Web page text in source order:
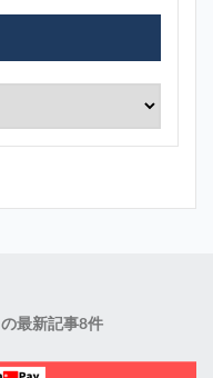
の最新記事8件